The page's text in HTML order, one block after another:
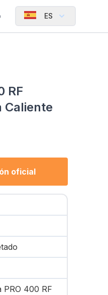
ES
RF
Caliente
oficial
PRO 400 RF